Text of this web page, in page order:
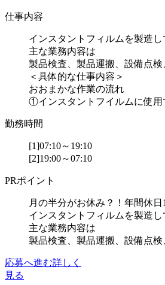
仕事内容
インスタントフィルムを製造し
主な業務内容は
製品検査、製品運搬、設備点
＜具体的な仕事内容＞
おおまかな作業の流れ
①インスタントフイルムに使用
勤務時間
[1]07:10～19:10
[2]19:00～07:10
PRポイント
月の半分がお休み？！年間休日
インスタントフィルムを製造し
主な業務内容は
製品検査、製品運搬、設備点
応募へ進む詳しく
見る